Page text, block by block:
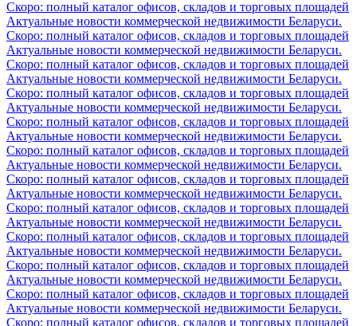
Скоро: полный каталог офисов, складов и торговых площадей
Актуальные новости коммерческой недвижимости Беларуси.
Скоро: полный каталог офисов, складов и торговых площадей
Актуальные новости коммерческой недвижимости Беларуси.
Скоро: полный каталог офисов, складов и торговых площадей
Актуальные новости коммерческой недвижимости Беларуси.
Скоро: полный каталог офисов, складов и торговых площадей
Актуальные новости коммерческой недвижимости Беларуси.
Скоро: полный каталог офисов, складов и торговых площадей
Актуальные новости коммерческой недвижимости Беларуси.
Скоро: полный каталог офисов, складов и торговых площадей
Актуальные новости коммерческой недвижимости Беларуси.
Скоро: полный каталог офисов, складов и торговых площадей
Актуальные новости коммерческой недвижимости Беларуси.
Скоро: полный каталог офисов, складов и торговых площадей
Актуальные новости коммерческой недвижимости Беларуси.
Скоро: полный каталог офисов, складов и торговых площадей
Актуальные новости коммерческой недвижимости Беларуси.
Скоро: полный каталог офисов, складов и торговых площадей
Актуальные новости коммерческой недвижимости Беларуси.
Скоро: полный каталог офисов, складов и торговых площадей
Актуальные новости коммерческой недвижимости Беларуси.
Скоро: полный каталог офисов, складов и торговых площадей